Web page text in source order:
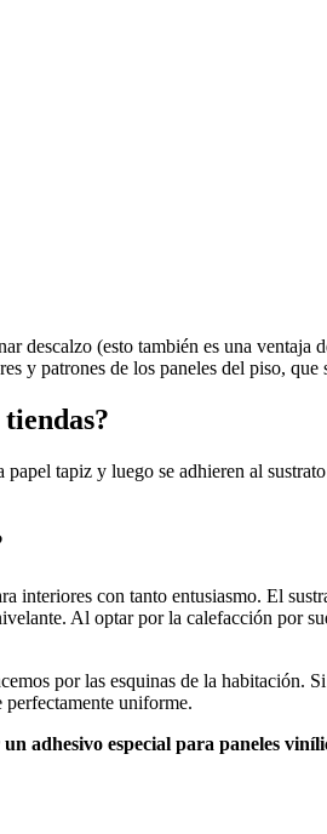
descalzo (esto también es una
y patrones de los paneles del piso,
tapiz y luego se adhieren al
interiores con tanto entusiasmo. El
Al optar por la calefacción por
por las esquinas de la habitación.
perfectamente uniforme.
adhesivo especial para paneles